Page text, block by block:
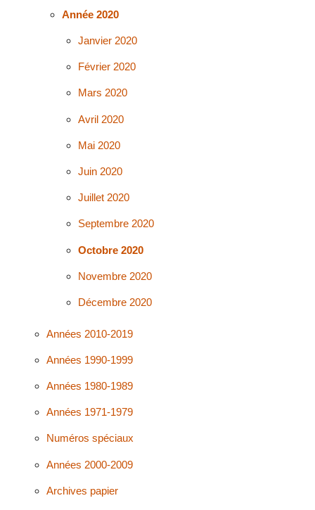
Année 2020
Janvier 2020
Février 2020
Mars 2020
Avril 2020
Mai 2020
Juin 2020
Juillet 2020
Septembre 2020
Octobre 2020
Novembre 2020
Décembre 2020
Années 2010-2019
Années 1990-1999
Années 1980-1989
Années 1971-1979
Numéros spéciaux
Années 2000-2009
Archives papier